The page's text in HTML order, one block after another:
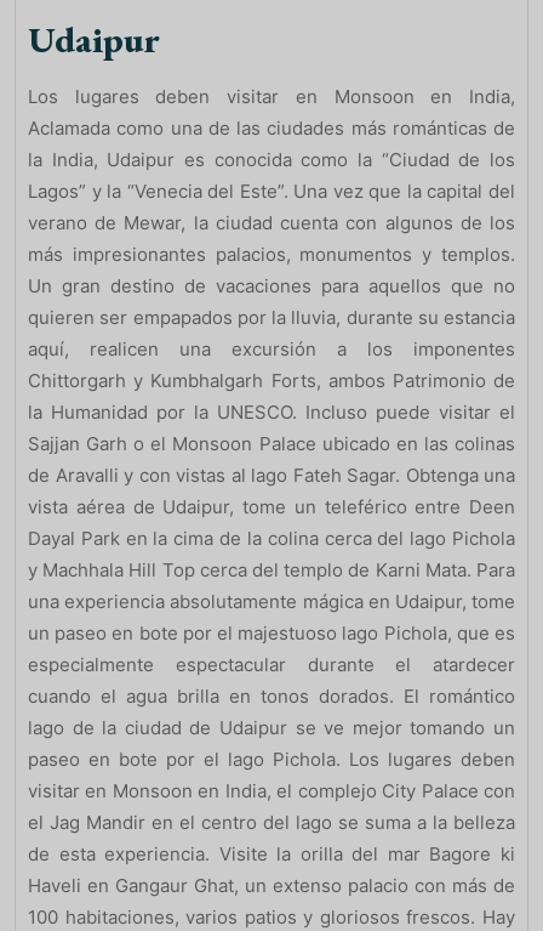
Udaipur
Los lugares deben visitar en Monsoon en India,
Aclamada como una de las ciudades más románticas de
la India, Udaipur es conocida como la “Ciudad de los
Lagos” y la “Venecia del Este”. Una vez que la capital del
verano de Mewar, la ciudad cuenta con algunos de los
más impresionantes palacios, monumentos y templos.
Un gran destino de vacaciones para aquellos que no
quieren ser empapados por la lluvia, durante su estancia
aquí, realicen una excursión a los imponentes
Chittorgarh y Kumbhalgarh Forts, ambos Patrimonio de
la Humanidad por la UNESCO. Incluso puede visitar el
Sajjan Garh o el Monsoon Palace ubicado en las colinas
de Aravalli y con vistas al lago Fateh Sagar. Obtenga una
vista aérea de Udaipur, tome un teleférico entre Deen
Dayal Park en la cima de la colina cerca del lago Pichola
y Machhala Hill Top cerca del templo de Karni Mata. Para
una experiencia absolutamente mágica en Udaipur, tome
un paseo en bote por el majestuoso lago Pichola, que es
especialmente espectacular durante el atardecer
cuando el agua brilla en tonos dorados. El romántico
lago de la ciudad de Udaipur se ve mejor tomando un
paseo en bote por el lago Pichola. Los lugares deben
visitar en Monsoon en India, el complejo City Palace con
el Jag Mandir en el centro del lago se suma a la belleza
de esta experiencia. Visite la orilla del mar Bagore ki
Haveli en Gangaur Ghat, un extenso palacio con más de
100 habitaciones, varios patios y gloriosos frescos. Hay